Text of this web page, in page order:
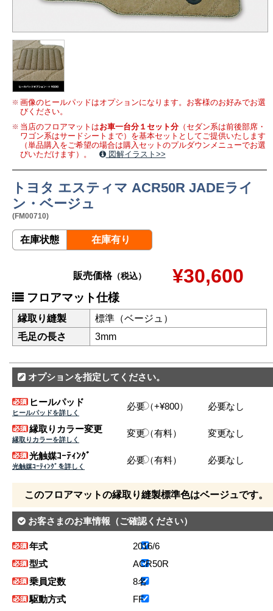
画像のヒールパッドはオプションになります。お客様のお好みでお選
びください。
当店のフロアマットはお車一台分１セット分（セダン系は前後部席・
ワゴン系はサードシートまで）を基本セットとしてご提供いたします
（単品購入をご希望の場合は購入セットのプルダウンメニューでお選
びいただけます）。
図解イラスト>>
トヨタ エスティマ ACR50R JADEライ
ン・ベージュ
(FM00710)
在庫状態 在庫有り
販売価格（税込） ¥30,600
フロアマット仕様
縁取り縫製
標準（ベージュ）
毛足の長さ
3mm
オプションを指定してください。
ヒールパッド
ヒールパッドを詳しく
必要（+¥800） 必要なし
縁取りカラー変更
縁取りカラーを詳しく
変更（有料） 変更なし
光触媒ｺｰﾃｨﾝｸﾞ
光触媒ｺｰﾃｨﾝｸﾞを詳しく
必要（有料） 必要なし
このフロアマットの縁取り縫製標準色はベージュです。
お客さまのお車情報 （ご確認ください）
年式
2016/6
型式
ACR50R
乗員定数
8名
駆動方式
FF